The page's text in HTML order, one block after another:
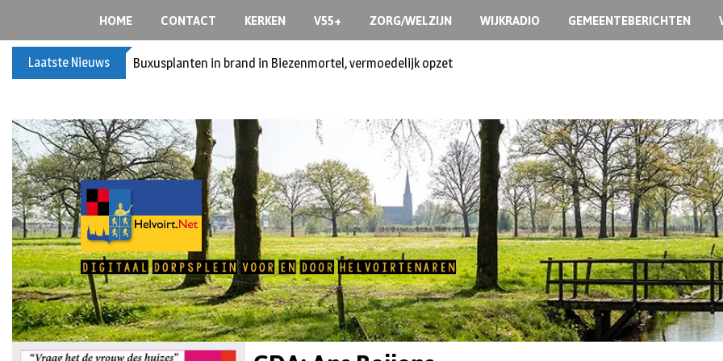
HOME CONTACT KERKEN V55+ ZORG/WELZIJN WIJKRADIO GEMEENTEBERICHTEN
Laatste Nieuws Spreidingswet asielzoekers: hoe zit dat?